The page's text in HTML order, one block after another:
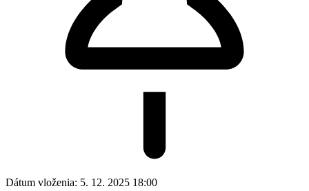
Dátum vloženia: 5. 12. 2025 18:00